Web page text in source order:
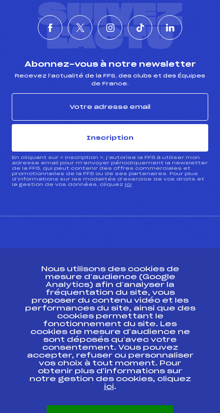
SUIVEZ
L'ACTU
Abonnez-vous à notre newsletter
Recevez l’actualité de la FFS, des clubs et des Équipes
de France.
Inscription
En cliquant sur « inscription », j’autorise la FFS à utiliser mon
adresse email pour m’envoyer périodiquement la newsletter
de la FFS, qui peut contenir des offres commerciales et
promotionnelles de la FFS ou de ses partenaires. Pour plus
d’informations sur les modalités d’exercice de vos droits et
la gestion de vos données, cliquez ici
Ressources
Pass’Neige
Projet sportif fédéral
Projet de performance fédéral
Antidopage
Pôle Développement, Formation, Suivi
Scientifique
Listes ministérielles
Pôle vie de l’athlète
Enseignement professionnel
Nous utilisons des cookies de
mesure d’audience (Google
Analytics) afin d’analyser la
fréquentation du site, vous
proposer du contenu vidéo et les
performances du site, ainsi que des
cookies permettant le
fonctionnement du site. Les
cookies de mesure d’audience ne
sont déposés qu’avec votre
consentement. Vous pouvez
accepter, refuser ou personnaliser
vos choix à tout moment. Pour
obtenir plus d'informations sur
notre gestion des cookies, cliquez
ici.